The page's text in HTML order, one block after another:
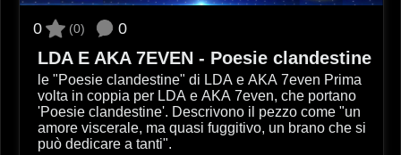
0 (0) 0
LDA E AKA 7EVEN - Poesie clandestine
le "Poesie clandestine" di LDA e AKA 7even Prima
volta in coppia per LDA e AKA 7even, che portano
'Poesie clandestine'. Descrivono il pezzo come "un
amore viscerale, ma quasi fuggitivo, un brano che si
può dedicare a tanti".